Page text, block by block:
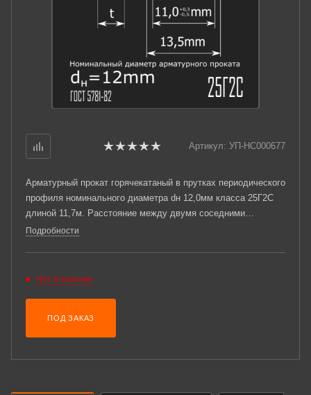
Артикул: УП-НС000677
Арматурный прокат горячекатаный в прутках периодического
профиля номинального диаметра dн 12,0мм класса 25Г2С
длиной 11,7м. Расстояние между двумя соседними
поперечными ребрами измеренное вдоль оси проката t =
Подробности
Нет в наличии
ПОД ЗАКАЗ